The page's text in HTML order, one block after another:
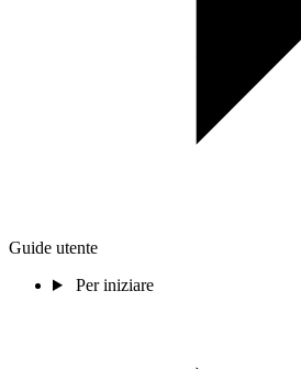
Guide utente
Per iniziare